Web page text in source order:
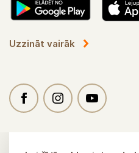
Uzzināt vairāk